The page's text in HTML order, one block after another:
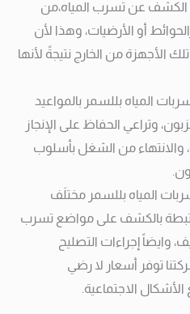
الكشف عن تسرب المياه،من
أو الأرضيات، وهذا لأن
الأجهزة من الخارج نتيجةً لأنها
المياه بللسمر بالمواعيد
وتراعي الحفاظ على الإنجاز
والانتهاء من الشغل بأسلوب
المياه بللسمر مختلَف
بالكشف على مواضع تسرب
وايضاً إجراءات التصليح
توفر أسعار لا رضي
الاجتماعية.